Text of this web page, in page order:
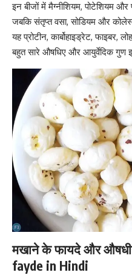
इन बीजों मेंमैग्नीशियम,पोटेशियम और
जबकि संतृप्त वसा, सोडियम और
यह प्रोटीन,कार्बोहाइड्रेट, फाइबर,
बहुत सारे औषधिए और आयुर्वेदिक गुण
मखाने के फायदे और
fayde in Hindi